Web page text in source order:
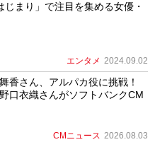
じまり」で注目を集める女優・
エンタメ 2024.09.02
香さん、アルパカ役に挑戦！
口衣織さんがソフトバンクCM
CMニュース 2026.08.03